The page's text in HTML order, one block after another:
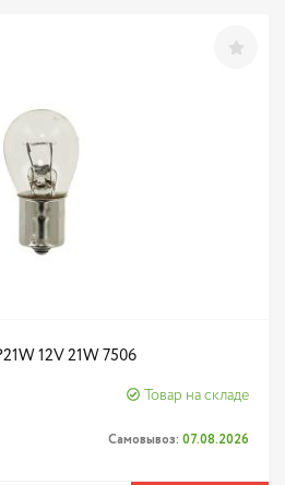
12V 21W 7506
Товар на складе
Самовывоз: 07.08.2026